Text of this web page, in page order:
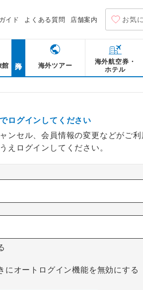
イド よくある質問 店舗案内 お気
館 海外ツアー
海外航空券・
ホテル
ログインしてください
セル、会員情報の変更などがご利
えログインしてください。
にオートログイン機能を無効にする